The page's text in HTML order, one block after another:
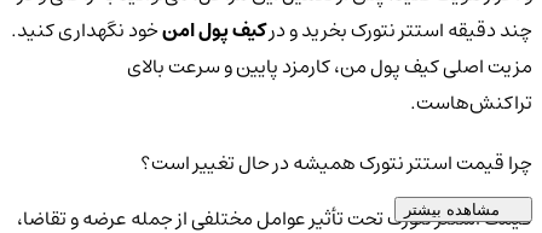
چند دقیقه استتر نتورک بخرید و درکیف پول امنخود نگهداری کنید.
مزیت اصلی کیف پول من، کارمزد پایین و سرعت بالای
تراکنش‌هاست.
چرا قیمت استتر نتورک همیشه در حال تغییر است؟
قیمت استتر نتورک تحت تأثیر عوامل مختلفی از جمله عرضه و تقاضا،
مشاهده بیشتر